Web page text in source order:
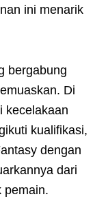
ini menarik
bergabung
Di
kecelakaan
kualifikasi,
dengan
dari
pemain.